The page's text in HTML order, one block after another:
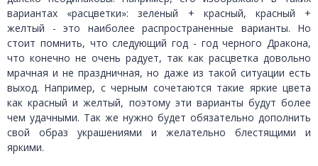
вариантах «расцветки»: зеленый + красный, красный +
желтый - это наиболее распространенные варианты. Но
стоит помнить, что следующий год - год черного Дракона,
что конечно не очень радует, так как расцветка довольно
мрачная и не праздничная, но даже из такой ситуации есть
выход. Например, с черным сочетаются такие яркие цвета
как красный и желтый, поэтому эти варианты будут более
чем удачными. Так же нужно будет обязательно дополнить
свой образ украшениями и желательно блестящими и
яркими.